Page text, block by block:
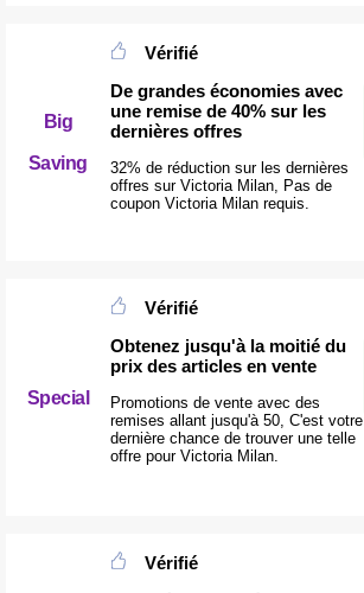
Big
Saving
Vérifié
De grandes économies avec
une remise de 40% sur les
dernières offres
32% de réduction sur les dernières
offres sur Victoria Milan, Pas de
coupon Victoria Milan requis.
Special
Vérifié
Obtenez jusqu'à la moitié du
prix des articles en vente
Promotions de vente avec des
remises allant jusqu'à 50, C'est votre
dernière chance de trouver une telle
offre pour Victoria Milan.
Vérifié